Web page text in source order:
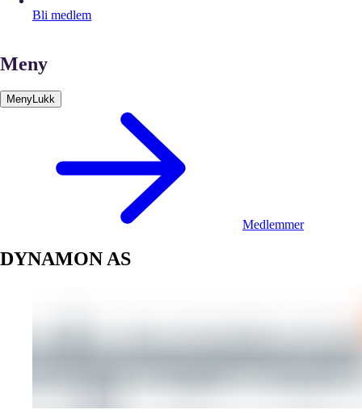
Bli medlem
Meny
MenyLukk
Medlemmer
DYNAMON AS